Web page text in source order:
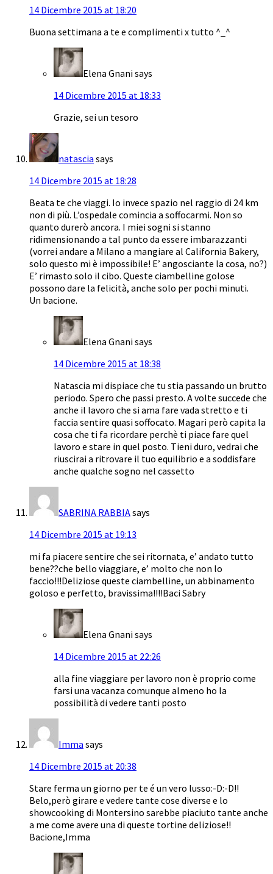
14 Dicembre 2015 at 18:20
Buona settimana a te e complimenti x tutto ^_^
Elena Gnanisays
14 Dicembre 2015 at 18:33
Grazie, sei un tesoro
natascia says
14 Dicembre 2015 at 18:28
Beata te che viaggi. Io invece spazio nel raggio di 24 km
non di più. L’ospedale comincia a soffocarmi. Non so
quanto durerò ancora. I miei sogni si stanno
ridimensionando a tal punto da essere imbarazzanti
(vorrei andare a Milano a mangiare al California Bakery,
solo questo mi è impossibile! E’ angosciante la cosa, no?)
E’ rimasto solo il cibo. Queste ciambelline golose
possono dare la felicità, anche solo per pochi minuti.
Un bacione.
Elena Gnanisays
14 Dicembre 2015 at 18:38
Natascia mi dispiace che tu stia passando un brutto
periodo. Spero che passi presto. A volte succede che
anche il lavoro che si ama fare vada stretto e ti
faccia sentire quasi soffocato. Magari però capita la
cosa che ti fa ricordare perchè ti piace fare quel
lavoro e stare in quel posto. Tieni duro, vedrai che
riuscirai a ritrovare il tuo equilibrio e a soddisfare
anche qualche sogno nel cassetto
SABRINA RABBIAsays
14 Dicembre 2015 at 19:13
mi fa piacere sentire che sei ritornata, e’ andato tutto
bene??che bello viaggiare, e’ molto che non lo
faccio!!!Deliziose queste ciambelline, un abbinamento
goloso e perfetto, bravissima!!!!Baci Sabry
Elena Gnanisays
14 Dicembre 2015 at 22:26
alla fine viaggiare per lavoro non è proprio come
farsi una vacanza comunque almeno ho la
possibilità di vedere tanti posto
Imma says
14 Dicembre 2015 at 20:38
Stare ferma un giorno per te é un vero lusso:-D:-D!!
Belo,però girare e vedere tante cose diverse e lo
showcooking di Montersino sarebbe piaciuto tante anche
a me come avere una di queste tortine deliziose!!
Bacione,Imma